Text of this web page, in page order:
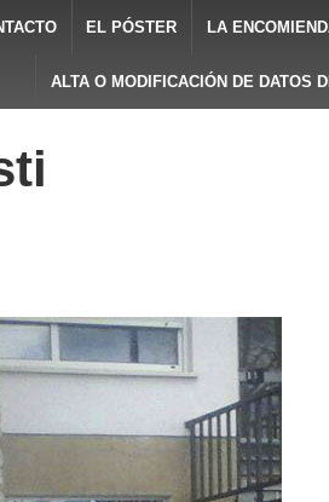
EL PÓSTER LA
ALTA O MODIFICACIÓN DE DATOS